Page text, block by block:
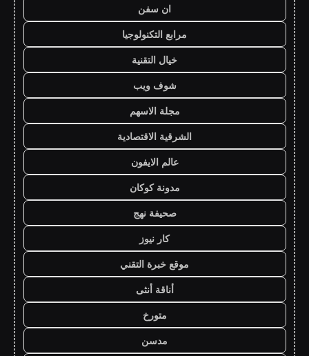
ان سفن
مرابع التكنولوجيا
خيال التقنية
شوف ويب
مجلة الاسهم
الشرقية الاقتصادية
عالم الايفون
مدونة كوكان
صحيفة نهج
كار نيوز
موقع خبرة التقني
أناقة أنثى
متورخ
مدسن